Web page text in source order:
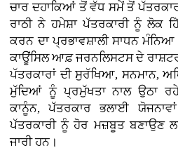
ਚਾਰ ਦਹਾਕਿਆਂ ਤੋਂ ਵੱਧ ਸਮੇਂ ਤੋਂ
ਰਾਠੀ ਨੇ ਹਮੇਸ਼ਾ ਪੱਤਰਕਾਰੀ ਨੂੰ ਲੋਕ
ਕਰਨ ਦਾ ਪ੍ਰਭਾਵਸ਼ਾਲੀ ਸਾਧਨ
ਕਾਊਂਸਿਲ ਆਫ਼ ਜਰਨਲਿਸਟਸ ਦੇ
ਪੱਤਰਕਾਰਾਂ ਦੀ ਸੁਰੱਖਿਆ, ਸਨਮਾਨ,
ਮੁੱਦਿਆਂ ਨੂੰ ਪ੍ਰਮੁੱਖਤਾ ਨਾਲ ਉਠਾ
ਕਾਨੂੰਨ, ਪੱਤਰਕਾਰ ਭਲਾਈ
ਪੱਤਰਕਾਰੀ ਨੂੰ ਹੋਰ ਮਜ਼ਬੂਤ ਬਣਾਉਣ
ਜਾਰੀ ਹਨ।